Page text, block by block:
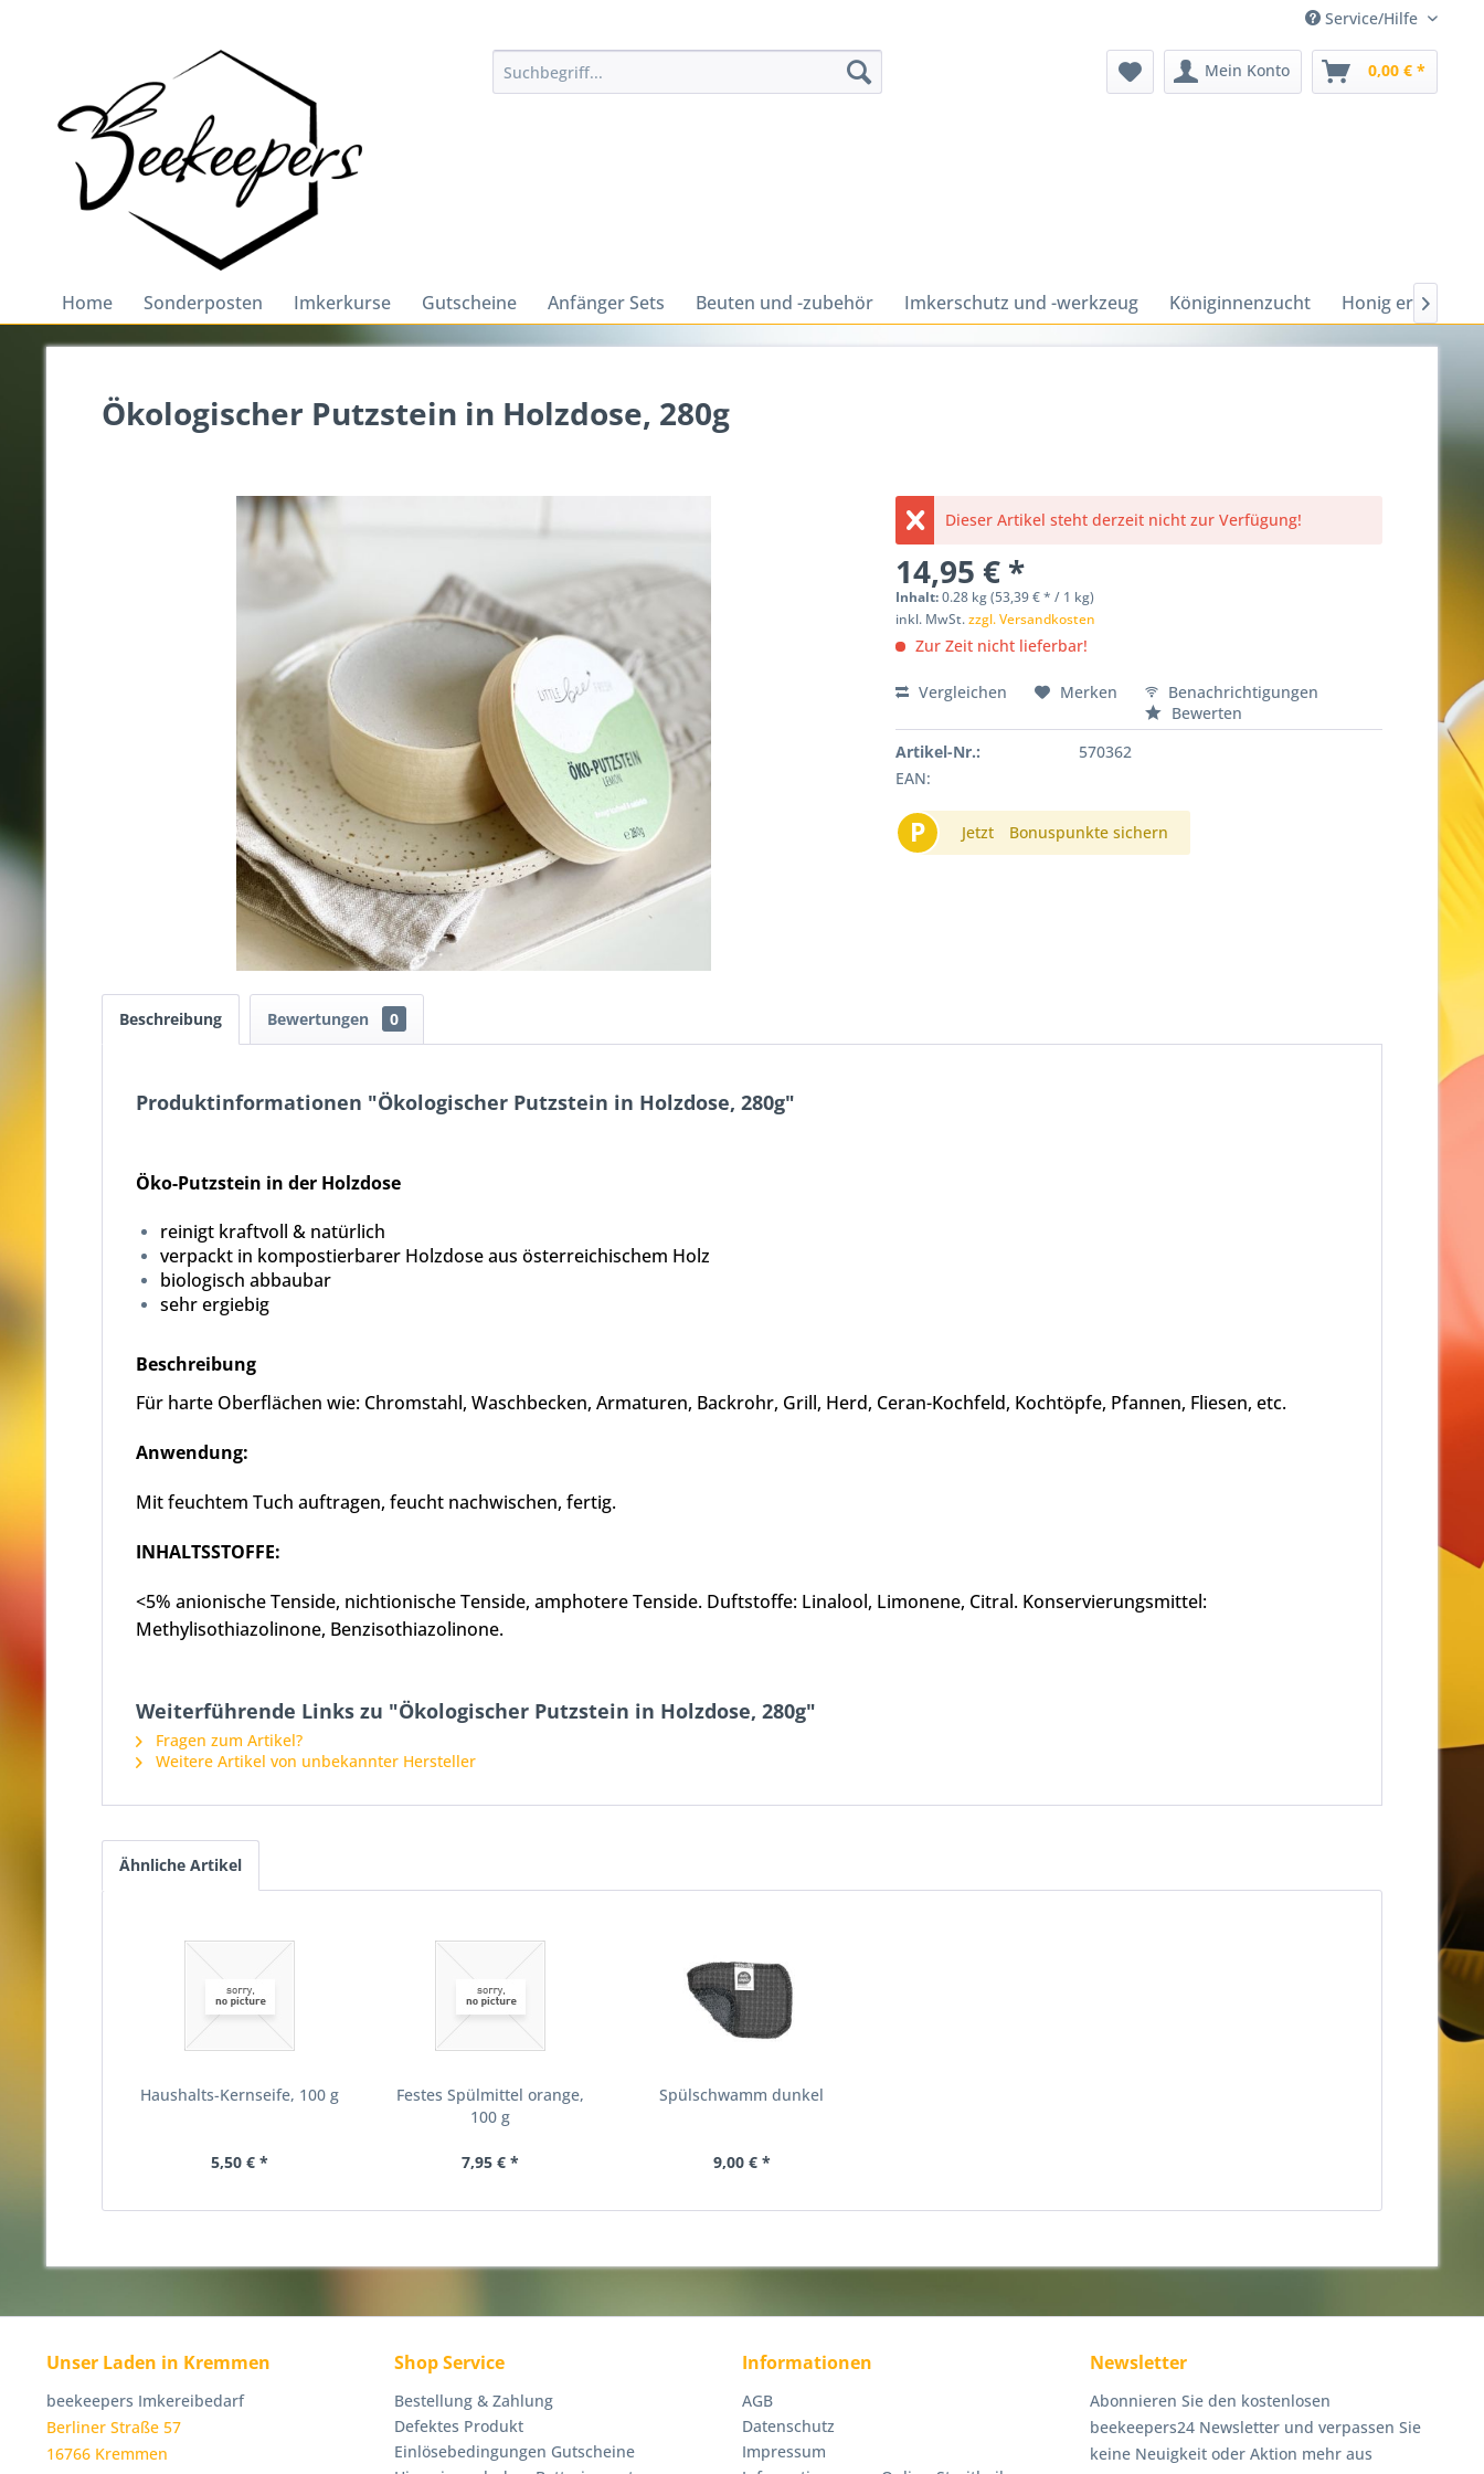
Service/Hilfe
Mein Konto 0,00 € *
Home Sonderposten Imkerkurse Gutscheine Anfänger Sets Beuten und -zubehör Imkerschutz und -werkzeug Königinnenzucht Honig ernten

Ökologischer Putzstein in Holzdose, 280g
Dieser Artikel steht derzeit nicht zur Verfügung!
14,95 € *
Inhalt:0.28 kg (53,39 € * / 1 kg)
inkl. MwSt.zzgl. Versandkosten
Zur Zeit nicht lieferbar!
Vergleichen Merken
Benachrichtigungen
Bewerten
Artikel-Nr.:
570362
EAN:
P Jetzt Bonuspunkte sichern
Beschreibung Bewertungen 0
Produktinformationen "Ökologischer Putzstein in Holzdose, 280g"
Öko-Putzstein in der Holzdose
reinigt kraftvoll & natürlich
verpackt in kompostierbarer Holzdose aus österreichischem Holz
biologisch abbaubar
sehr ergiebig
Beschreibung
Für harte Oberflächen wie: Chromstahl, Waschbecken, Armaturen, Backrohr, Grill, Herd, Ceran-Kochfeld, Kochtöpfe, Pfannen, Fliesen, etc.
Anwendung:
Mit feuchtem Tuch auftragen, feucht nachwischen, fertig.
INHALTSSTOFFE:
<5% anionische Tenside, nichtionische Tenside, amphotere Tenside. Duftstoffe: Linalool, Limonene, Citral. Konservierungsmittel:
Methylisothiazolinone, Benzisothiazolinone.
Weiterführende Links zu "Ökologischer Putzstein in Holzdose, 280g"
Fragen zum Artikel?
Weitere Artikel von unbekannter Hersteller
Ähnliche Artikel
Haushalts-Kernseife, 100 g
5,50 € *
Festes Spülmittel orange,
100 g
7,95 € *
Spülschwamm dunkel
9,00 € *
Unser Laden in Kremmen
beekeepers Imkereibedarf
Berliner Straße 57
16766 Kremmen
Shop Service
Bestellung & Zahlung
Defektes Produkt
Einlösebedingungen Gutscheine
Informationen
AGB
Datenschutz
Impressum
Newsletter
Abonnieren Sie den kostenlosen
beekeepers24 Newsletter und verpassen Sie
keine Neuigkeit oder Aktion mehr aus